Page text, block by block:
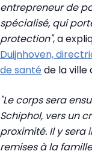
entrepreneur de
spécialisé, qui
protection", a
Duijnhoven,
de santé de la ville
"Le corps sera
Schiphol, vers un
proximité. Il y sera
remises à la